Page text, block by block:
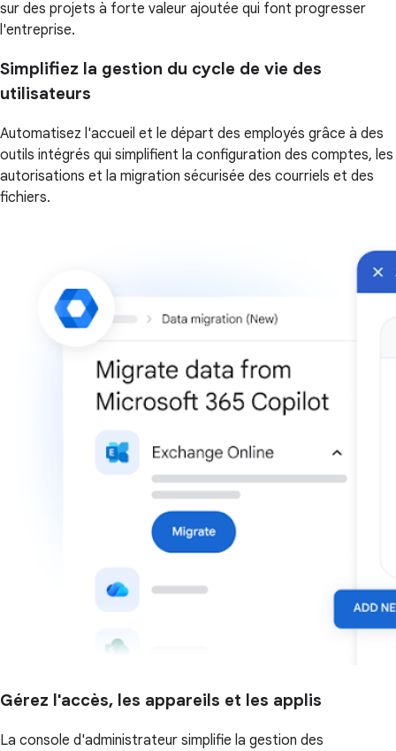
sur des projets à forte valeur ajoutée qui font progresser
l'entreprise.
Simplifiez la gestion du cycle de vie des
utilisateurs
Automatisez l'accueil et le départ des employés grâce à des
outils intégrés qui simplifient la configuration des comptes, les
autorisations et la migration sécurisée des courriels et des
fichiers.
Gérez l'accès, les appareils et les applis
La console d'administrateur simplifie la gestion des